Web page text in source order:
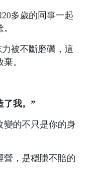
多歲的同事一起
被不斷磨礪，這
。
了我。”
變的不只是你的身
營，是穩賺不賠的